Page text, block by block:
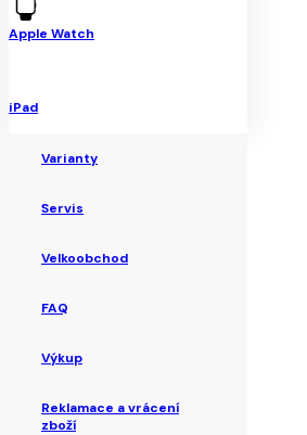
Apple Watch
iPad
Varianty
Servis
Velkoobchod
FAQ
Výkup
Reklamace a vrácení
zboží